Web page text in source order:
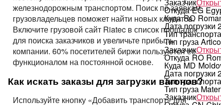
Откуда EG
Куда RO
Дата погрузки
Тип транспорта
Тип груза
Заказчик
Откуда RO
Куда MD
Дата погрузки
Тип транспорта
Тип груза
Заказчик
железнодорожным транспортом. Поиск по заявкам
грузовладельцев поможет найти новых клиентов.
Включите грузовой сайт Riatec в список площадок
для поиска заказчиков и увеличьте прибыль
компании. 60% посетителей биржи пользуются ее
функционалом на постоянной основе.
Как искать заказы для загрузки вагонов?
Используйте кнопку «Добавить транспорт»для